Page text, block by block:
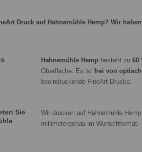
Druck auf Hahnemühle Hemp? Wir
Hahnemühle Hemp besteht zu 60
Oberfläche. Es ist frei von
beeindruckende FineArt-Drucke.
Sie
Wir drucken auf Hahnemühle
millimetergenau im Wunschformat.